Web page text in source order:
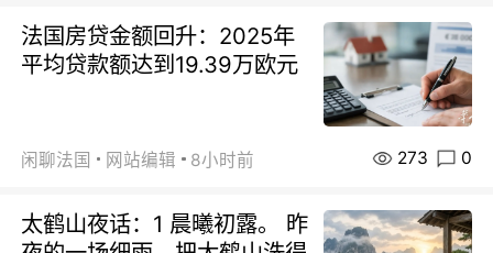
法国房贷金额回升：2025年
平均贷款额达到19.39万欧元
闲聊法国 网站编辑 8小时前 273 0
太鹤山夜话：1 晨曦初露。 昨